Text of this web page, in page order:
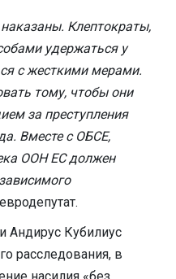
Клептократы,
удержаться у
с жесткими мерами.
тому, чтобы они
за преступления
Вместе с ОБСЕ,
ООН ЕС должен
Андирус Кубилиус
расследования, в